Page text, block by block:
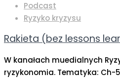
Podcast
Ryzyko kryzysu
Rakieta (bez lessons
W kanałach muedialnych
ryzykonomia. Tematyka: Ch-